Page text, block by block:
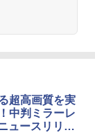
超高画質を実
中判ミラーレ
ュースリリー